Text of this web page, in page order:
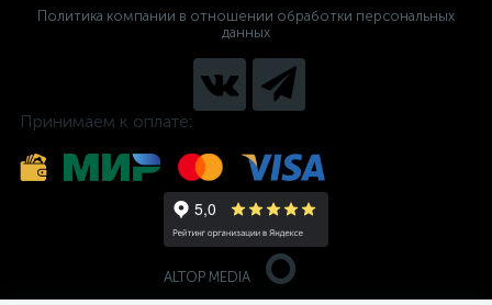
Политика компании в отношении обработки персональных
данных
Принимаем к оплате:
ALTOP MEDIA